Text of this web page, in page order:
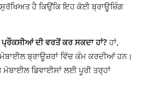
ਹੈ ਕਿਉਂਕਿ ਇਹ ਕੋਈ ਬ੍ਰਾਊਜ਼ਿੰਗ
ਦੀ ਵਰਤੋਂ ਕਰ ਸਕਦਾ ਹਾਂ?ਹਾਂ,
ਬ੍ਰਾਊਜ਼ਰਾਂ ਵਿੱਚ ਕੰਮ ਕਰਦੀਆਂ ਹਨ।
ਡਿਵਾਈਸਾਂ ਲਈ ਪੂਰੀ ਤਰ੍ਹਾਂ